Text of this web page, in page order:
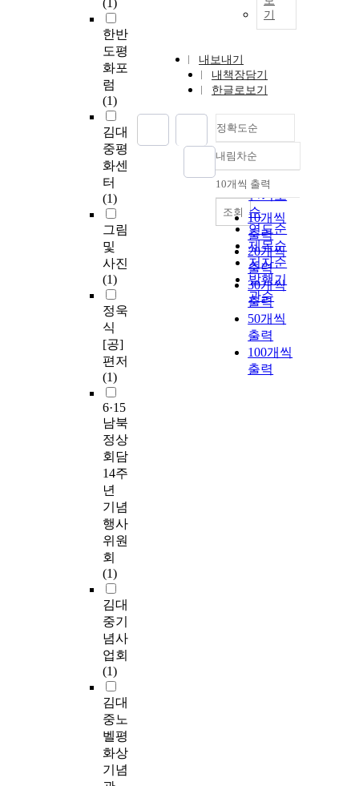
(1)
한반
도평
화포
럼
(1)
김대
중평
화센
터
(1)
그림
및
사진
(1)
정욱
식
[공]
편저
(1)
6·15
남북
정상
회담
14주
년
기념
행사
위원
회
(1)
김대
중기
념사
업회
(1)
김대
중노
벨평
화상
기념
기
내보내기
내책장담기
한글로보기
정확도순
정확도
순
인기도
순
연도순
제목순
저자순
발행기
관순
내림차순
내림차순
10개씩 출력
10개씩
출력
20개씩
출력
30개씩
출력
50개씩
출력
100개씩
출력
조회